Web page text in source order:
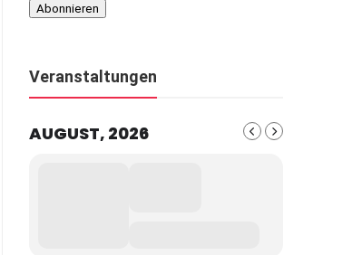
Veranstaltungen
AUGUST, 2026